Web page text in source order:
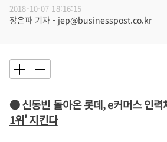
2018-10-07 18:16:15
장은파 기자 - jep@businesspost.co.kr
● 신동빈 돌아온 롯데, e커머스 인력
1위' 지킨다